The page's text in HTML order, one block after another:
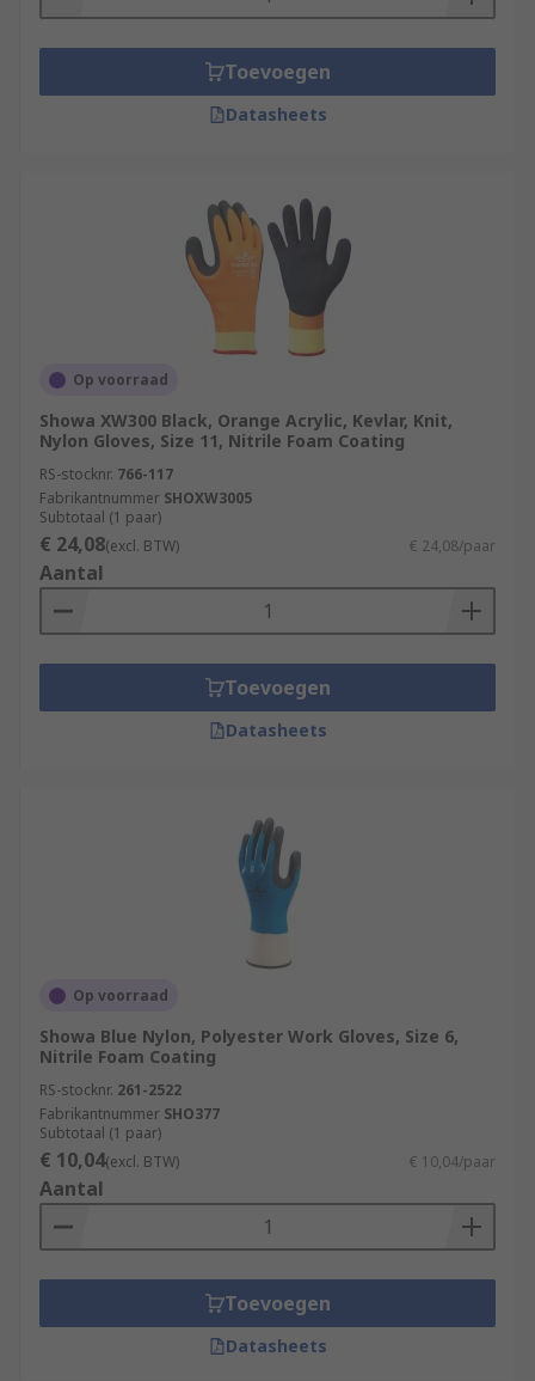
Toevoegen
Datasheets
Op voorraad
Showa XW300 Black, Orange Acrylic, Kevlar, Knit,
Nylon Gloves, Size 11, Nitrile Foam Coating
RS-stocknr. 766-117
Fabrikantnummer SHOXW3005
Subtotaal (1 paar)
€ 24,08(excl. BTW) € 24,08/paar
Aantal
Toevoegen
Datasheets
Op voorraad
Showa Blue Nylon, Polyester Work Gloves, Size 6,
Nitrile Foam Coating
RS-stocknr. 261-2522
Fabrikantnummer SHO377
Subtotaal (1 paar)
€ 10,04(excl. BTW) € 10,04/paar
Aantal
Toevoegen
Datasheets